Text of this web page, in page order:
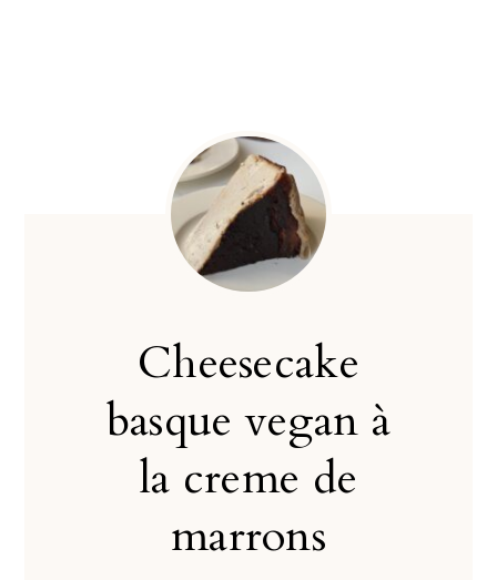
Cheesecake
basque vegan à
la creme de
marrons